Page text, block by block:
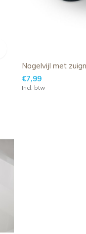
Nagelvijl met
€7,99
Incl. btw